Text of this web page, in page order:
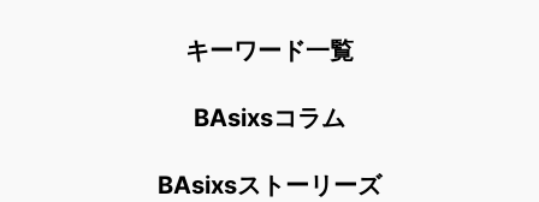
キーワード一覧
BAsixsコラム
BAsixsストーリーズ